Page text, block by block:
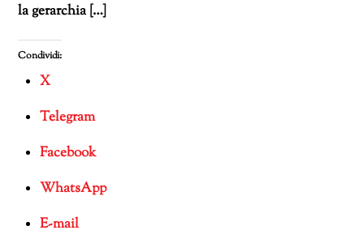
la gerarchia […]
Condividi:
X
Telegram
Facebook
WhatsApp
E-mail